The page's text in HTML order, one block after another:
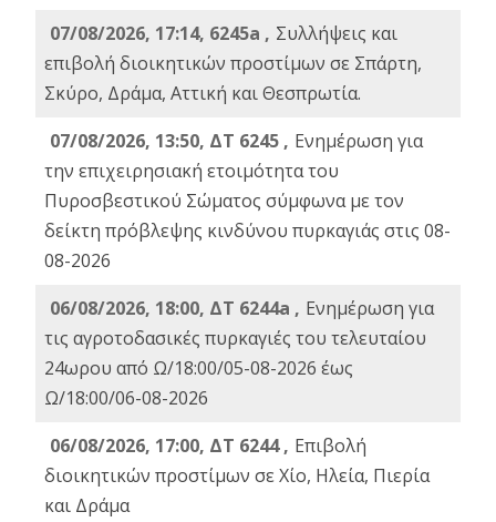
07/08/2026, 17:14, 6245a , Συλλήψεις και
επιβολή διοικητικών προστίμων σε Σπάρτη,
Σκύρο, Δράμα, Αττική και Θεσπρωτία.
07/08/2026, 13:50, ΔΤ 6245 , Ενημέρωση για
την επιχειρησιακή ετοιμότητα του
Πυροσβεστικού Σώματος σύμφωνα με τον
δείκτη πρόβλεψης κινδύνου πυρκαγιάς στις 08-
08-2026
06/08/2026, 18:00, ΔΤ 6244a , Ενημέρωση για
τις αγροτοδασικές πυρκαγιές του τελευταίου
24ωρου από Ω/18:00/05-08-2026 έως
Ω/18:00/06-08-2026
06/08/2026, 17:00, ΔΤ 6244 , Επιβολή
διοικητικών προστίμων σε Χίο, Ηλεία, Πιερία
και Δράμα